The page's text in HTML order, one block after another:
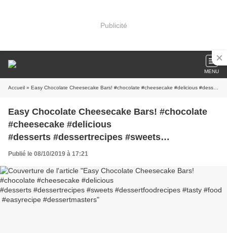
Publicité
MENU
Accueil » Easy Chocolate Cheesecake Bars! #chocolate #cheesecake #delicious #desserts #dessertrecipes #sweets #dessertfoodrecipes #tasty #food #easyrecipe #dessertmasters
Easy Chocolate Cheesecake Bars! #chocolate
#cheesecake #delicious
#desserts #dessertrecipes #sweets
#dessertfoodrecipes #tasty #food #easyrecipe
Publié le 08/10/2019 à 17:21